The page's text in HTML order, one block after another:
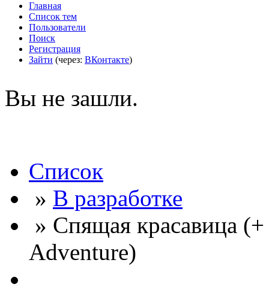
Главная
Список тем
Пользователи
Поиск
Регистрация
Зайти (через: ВКонтакте)
Вы не зашли.
Список
» В разработке
» Спящая красавица
Adventure)